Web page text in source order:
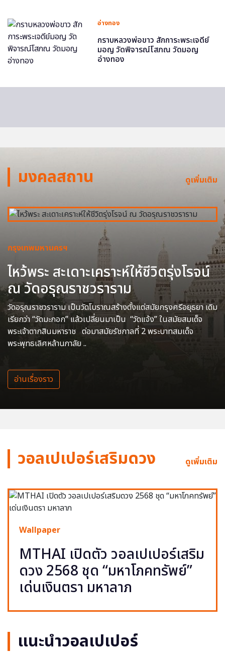
อ่างทอง
กราบหลวงพ่อขาว สักการะพระเจดีย์
มอญ วัดพิจารณ์โสภณ วัดมอญ
อ่างทอง
มงคลสถาน ดูเพิ่มเติม
กรุงเทพมหานครฯ
ไหว้พระ สะเดาะเคราะห์ให้ชีวิตรุ่งโรจน์
ณ วัดอรุณราชวราราม
วัดอรุณราชวราราม เป็นวัดโบราณสร้างตั้งแต่สมัยกรุงศรีอยุธยา เดิม
เรียกว่า “วัดมะกอก” แล้วเปลี่ยนมาเป็น “วัดแจ้ง” ในสมัยสมเด็จ
พระเจ้าตากสินมหาราช ต่อมาสมัยรัชกาลที่ 2 พระบาทสมเด็จ
พระพุทธเลิศหล้านภาลัย ..
อ่านเรื่องราว
วอลเปเปอร์เสริมดวง ดูเพิ่มเติม
Wallpaper
MTHAI เปิดตัว วอลเปเปอร์เสริม
ดวง 2568 ชุด “มหาโภคทรัพย์”
เด่นเงินตรา มหาลาภ
แนะนำวอลเปเปอร์